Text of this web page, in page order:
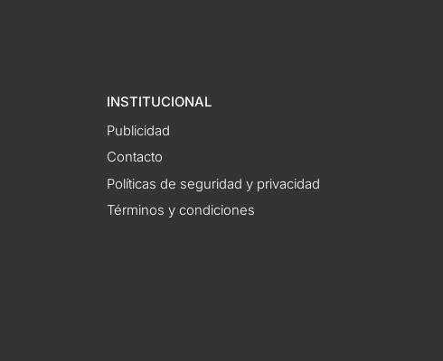
INSTITUCIONAL
Publicidad
Contacto
Políticas de seguridad y privacidad
Términos y condiciones